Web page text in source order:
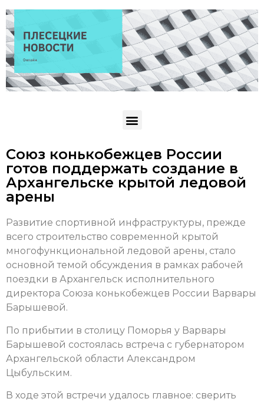
Союз конькобежцев России
готов поддержать создание в
Архангельске крытой ледовой
арены
Развитие спортивной инфраструктуры, прежде
всего строительство современной крытой
многофункциональной ледовой арены, стало
основной темой обсуждения в рамках рабочей
поездки в Архангельск исполнительного
директора Союза конькобежцев России Варвары
Барышевой.
По прибытии в столицу Поморья у Варвары
Барышевой состоялась встреча с губернатором
Архангельской области Александром
Цыбульским.
В ходе этой встречи удалось главное: сверить